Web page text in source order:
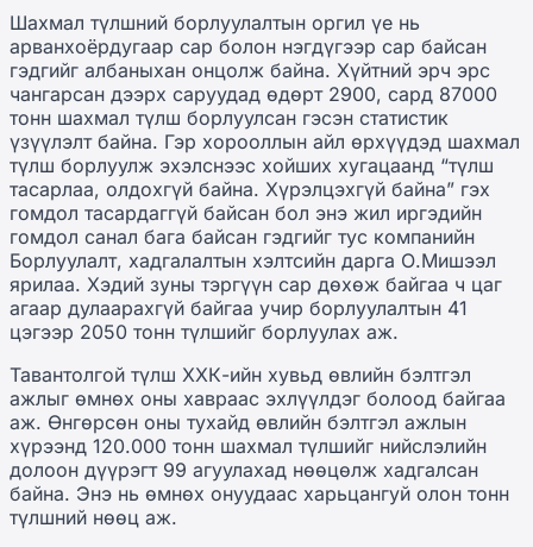
Шахмал түлшний борлуулалтын оргил үе нь
арванхоёрдугаар сар болон нэгдүгээр сар байсан
гэдгийг албаныхан онцолж байна. Хүйтний эрч эрс
чангарсан дээрх саруудад өдөрт 2900, сард 87000
тонн шахмал түлш борлуулсан гэсэн статистик
үзүүлэлт байна. Гэр хорооллын айл өрхүүдэд шахмал
түлш борлуулж эхэлснээс хойших хугацаанд “түлш
тасарлаа, олдохгүй байна. Хүрэлцэхгүй байна” гэх
гомдол тасардаггүй байсан бол энэ жил иргэдийн
гомдол санал бага байсан гэдгийг тус компанийн
Борлуулалт, хадгалалтын хэлтсийн дарга О.Мишээл
ярилаа. Хэдий зуны тэргүүн сар дөхөж байгаа ч цаг
агаар дулаарахгүй байгаа учир борлуулалтын 41
цэгээр 2050 тонн түлшийг борлуулах аж.
Тавантолгой түлш ХХК-ийн хувьд өвлийн бэлтгэл
ажлыг өмнөх оны хавраас эхлүүлдэг болоод байгаа
аж. Өнгөрсөн оны тухайд өвлийн бэлтгэл ажлын
хүрээнд 120.000 тонн шахмал түлшийг нийслэлийн
долоон дүүрэгт 99 агуулахад нөөцөлж хадгалсан
байна. Энэ нь өмнөх онуудаас харьцангуй олон тонн
түлшний нөөц аж.